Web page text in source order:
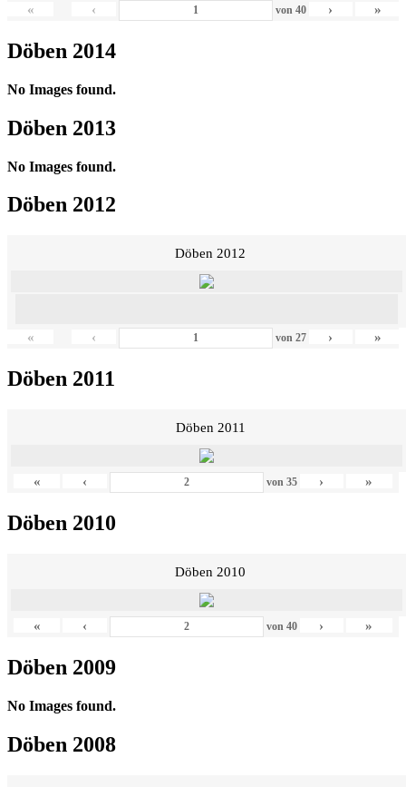
« ‹ von 40 › »
Döben 2014
No Images found.
Döben 2013
No Images found.
Döben 2012
Döben 2012
« ‹ von 27 › »
Döben 2011
Döben 2011
« ‹ von 35 › »
Döben 2010
Döben 2010
« ‹ von 40 › »
Döben 2009
No Images found.
Döben 2008